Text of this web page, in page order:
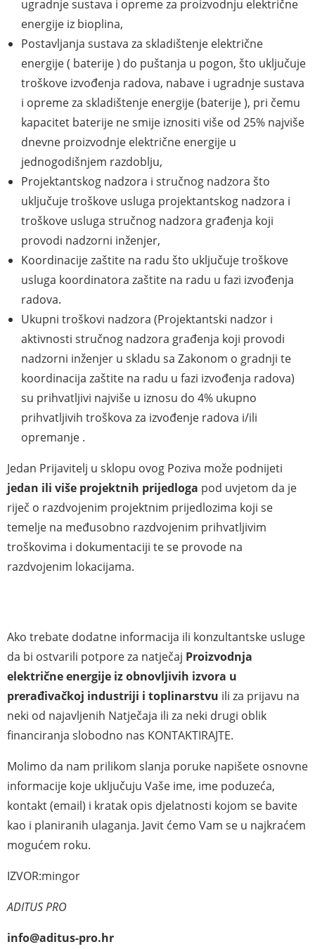
ugradnje sustava i opreme za proizvodnju električne
energije iz bioplina,
Postavljanja sustava za skladištenje električne
energije ( baterije ) do puštanja u pogon, što uključuje
troškove izvođenja radova, nabave i ugradnje sustava
i opreme za skladištenje energije (baterije ), pri čemu
kapacitet baterije ne smije iznositi više od 25% najviše
dnevne proizvodnje električne energije u
jednogodišnjem razdoblju,
Projektantskog nadzora i stručnog nadzora što
uključuje troškove usluga projektantskog nadzora i
troškove usluga stručnog nadzora građenja koji
provodi nadzorni inženjer,
Koordinacije zaštite na radu što uključuje troškove
usluga koordinatora zaštite na radu u fazi izvođenja
radova.
Ukupni troškovi nadzora (Projektantski nadzor i
aktivnosti stručnog nadzora građenja koji provodi
nadzorni inženjer u skladu sa Zakonom o gradnji te
koordinacija zaštite na radu u fazi izvođenja radova)
su prihvatljivi najviše u iznosu do 4% ukupno
prihvatljivih troškova za izvođenje radova i/ili
opremanje .
Jedan Prijavitelj u sklopu ovog Poziva može podnijeti
jedan ili više projektnih prijedloga pod uvjetom da je
riječ o razdvojenim projektnim prijedlozima koji se
temelje na međusobno razdvojenim prihvatljivim
troškovima i dokumentaciji te se provode na
razdvojenim lokacijama.
Ako trebate dodatne informacija ili konzultantske usluge
da bi ostvarili potpore za natječaj Proizvodnja
električne energije iz obnovljivih izvora u
prerađivačkoj industriji i toplinarstvu ili za prijavu na
neki od najavljenih Natječaja ili za neki drugi oblik
financiranja slobodno nas KONTAKTIRAJTE.
Molimo da nam prilikom slanja poruke napišete osnovne
informacije koje uključuju Vaše ime, ime poduzeća,
kontakt (email) i kratak opis djelatnosti kojom se bavite
kao i planiranih ulaganja. Javit ćemo Vam se u najkraćem
mogućem roku.
IZVOR:mingor
ADITUS PRO
info@aditus-pro.hr